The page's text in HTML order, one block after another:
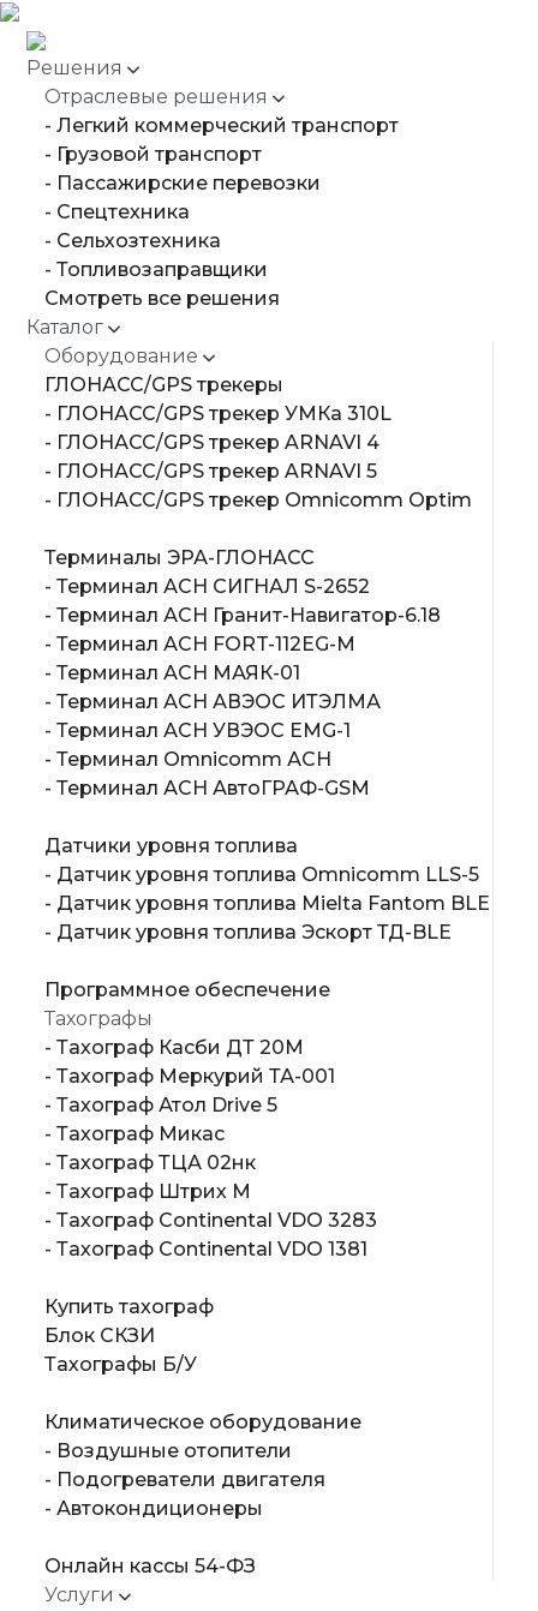
Решения
Отраслевые решения
- Легкий коммерческий транспорт
- Грузовой транспорт
- Пассажирские перевозки
- Спецтехника
- Сельхозтехника
- Топливозаправщики
Смотреть все решения
Каталог
Оборудование
ГЛОНАСС/GPS трекеры
- ГЛОНАСС/GPS трекер УМКа 310L
- ГЛОНАСС/GPS трекер ARNAVI 4
- ГЛОНАСС/GPS трекер ARNAVI 5
- ГЛОНАСС/GPS трекер Omnicomm Optim
Терминалы ЭРА-ГЛОНАСС
- Терминал АСН СИГНАЛ S-2652
- Терминал АСН Гранит-Навигатор-6.18
- Терминал АСН FORT-112EG-M
- Терминал АСН МАЯК-01
- Терминал АСН АВЭОС ИТЭЛМА
- Терминал АСН УВЭОС EMG-1
- Терминал Omnicomm АСН
- Терминал АСН АвтоГРАФ-GSM
Датчики уровня топлива
- Датчик уровня топлива Omnicomm LLS-5
- Датчик уровня топлива Mielta Fantom BLE
- Датчик уровня топлива Эскорт ТД-BLE
Программное обеспечение
Тахографы
- Тахограф Касби ДТ 20М
- Тахограф Меркурий ТА-001
- Тахограф Атол Drive 5
- Тахограф Микас
- Тахограф ТЦА 02нк
- Тахограф Штрих М
- Тахограф Continental VDO 3283
- Тахограф Continental VDO 1381
Купить тахограф
Блок СКЗИ
Тахографы Б/У
Климатическое оборудование
- Воздушные отопители
- Подогреватели двигателя
- Автокондиционеры
Онлайн кассы 54-ФЗ
Услуги